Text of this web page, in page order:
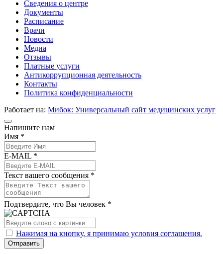
Сведения о центре
Документы
Расписание
Врачи
Новости
Медиа
Отзывы
Платные услуги
Антикоррупционная деятельность
Контакты
Политика конфиденциальности
Работает на: Мибок: Универсальный сайт медицинских услуг
Напишите нам
Имя *
E-MAIL *
Текст вашего сообщения *
Подтвердите, что Вы человек *
Нажимая на кнопку, я принимаю условия соглашения.
Отправить